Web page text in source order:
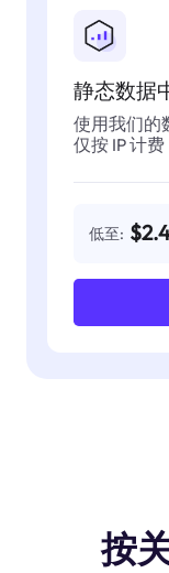
静态数据
使用我们的
仅按 IP 计费
低至:
按